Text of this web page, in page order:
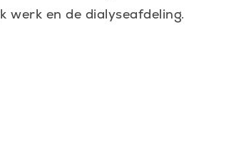
werk en de dialyseafdeling.